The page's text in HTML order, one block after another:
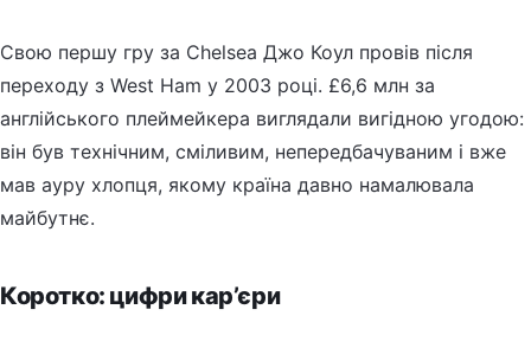
Свою першу гру за Chelsea Джо Коул провів після
переходу з West Ham у 2003 році. £6,6 млн за
англійського плеймейкера виглядали вигідною угодою:
він був технічним, сміливим, непередбачуваним і вже
мав ауру хлопця, якому країна давно намалювала
майбутнє.
Коротко: цифри кар’єри